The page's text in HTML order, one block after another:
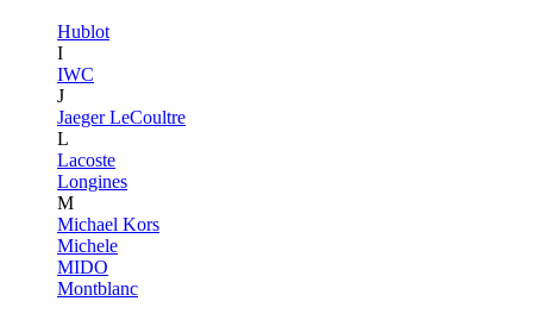
Hublot
I
IWC
J
Jaeger LeCoultre
L
Lacoste
Longines
M
Michael Kors
Michele
MIDO
Montblanc